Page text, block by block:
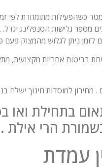
נלמד את עקרונות הגלישה, טכניקה ,ולאחר גלישה מגבהים שבין 17 ל 25 מטר
מספר גלישות הסנפלינג
ניתן לגלוש מהמצוק פעם
בביטוח אחריות מקצועית,
למוסדות חינוך ישלח
בתחילת ואו
הרי אילת .
עמדת